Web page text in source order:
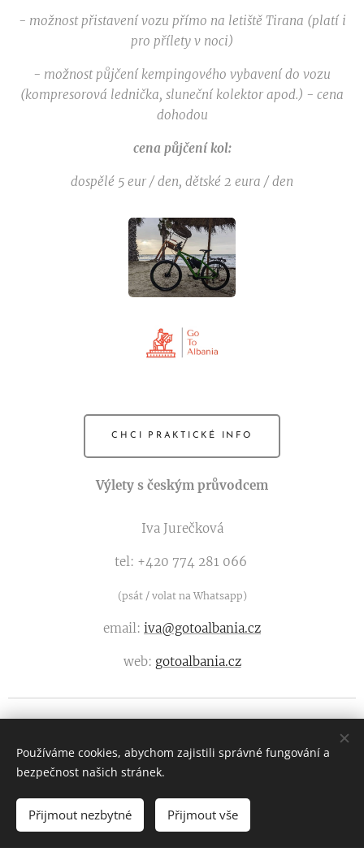
- možnost přistavení vozu přímo na letiště Tirana (platí i
pro přílety v noci)
- možnost půjčení kempingového vybavení do vozu
(kompresorová lednička, sluneční kolektor apod.) - cena
dohodou
cena půjčení kol:
dospělé 5 eur / den, dětské 2 eura / den
CHCI PRAKTICKÉ INFO
Výlety s českým průvodcem
Iva Jurečková
tel: +420 774 281 066
(psát / volat na Whatsapp)
email: iva@gotoalbania.cz
web: gotoalbania.cz
© 2024 Všechna práva vyhrazena
Vytvořeno službou
Webnode Cookies
Používáme cookies, abychom zajistili správné fungování a
bezpečnost našich stránek.
Přijmout nezbytné Přijmout vše